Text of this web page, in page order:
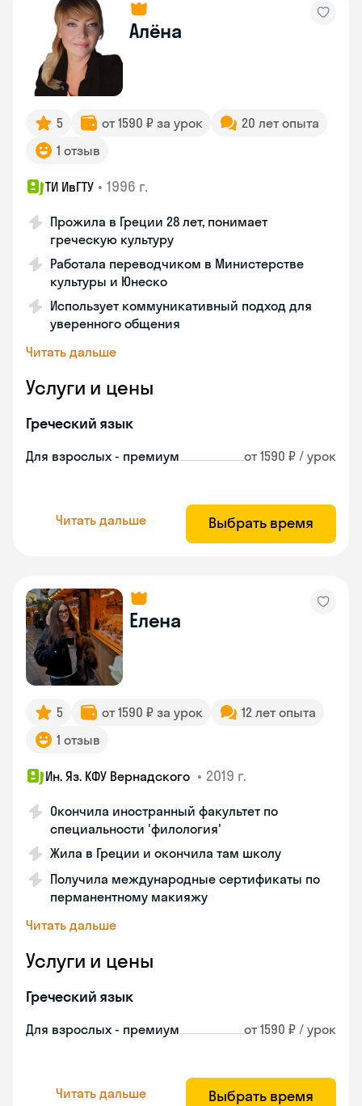
Алёна
5 от 1590 ₽ за урок
20 лет опыта
1 отзыв
ТИ ИвГТУ • 1996 г.
Прожила в Греции 28 лет, понимает
греческую культуру
Работала переводчиком в Министерстве
культуры и Юнеско
Использует коммуникативный подход для
уверенного общения
Читать дальше
Услуги и цены
Греческий язык
Для взрослых - премиум от 1590 ₽ / урок
Читать дальше Выбрать время
Елена
5 от 1590 ₽ за урок
12 лет опыта
1 отзыв
Ин. Яз. КФУ Вернадского • 2019 г.
Окончила иностранный факультет по
специальности 'филология'
Жила в Греции и окончила там школу
Получила международные сертификаты по
перманентному макияжу
Читать дальше
Услуги и цены
Греческий язык
Для взрослых - премиум от 1590 ₽ / урок
Читать дальше Выбрать время